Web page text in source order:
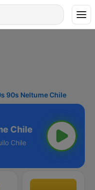
90s Neltume Chile
Chile
Chile